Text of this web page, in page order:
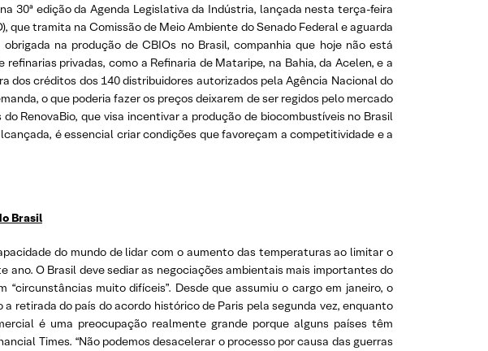
30ª edição da Agenda Legislativa da Indústria, lançada nesta terça-feira
que tramita na Comissão de Meio Ambiente do Senado Federal e aguarda
na produção de CBIOs no Brasil, companhia que hoje não está
privadas, como a Refinaria de Mataripe, na Bahia, da Acelen, e a
dos créditos dos 140 distribuidores autorizados pela Agência Nacional do
o que poderia fazer os preços deixarem de ser regidos pelo mercado
RenovaBio, que visa incentivar a produção de biocombustíveis no Brasil
é essencial criar condições que favoreçam a competitividade e a
Brasil
do mundo de lidar com o aumento das temperaturas ao limitar o
O Brasil deve sediar as negociações ambientais mais importantes do
muito difíceis”. Desde que assumiu o cargo em janeiro, o
retirada do país do acordo histórico de Paris pela segunda vez, enquanto
é uma preocupação realmente grande porque alguns países têm
Times. “Não podemos desacelerar o processo por causa das guerras